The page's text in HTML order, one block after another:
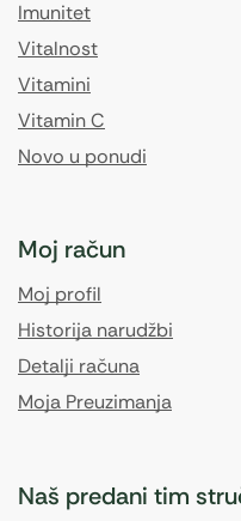
Imunitet
Vitalnost
Vitamini
Vitamin C
Novo u ponudi
Moj račun
Moj profil
Historija narudžbi
Detalji računa
Moja Preuzimanja
Naš predani tim